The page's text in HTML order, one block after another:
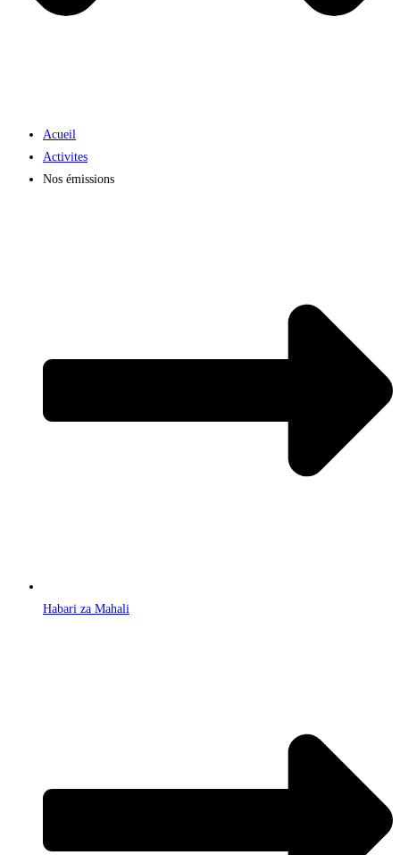
Acueil
Activites
Nos émissions
Habari za Mahali